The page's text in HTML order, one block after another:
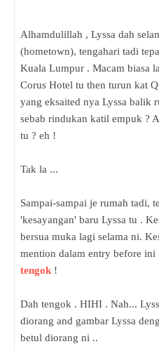
Alhamdulillah , Lyssa dah
(hometown), tengahari tadi
Kuala Lumpur . Macam biasa
Corus Hotel tu then turun kat
yang eksaited nya Lyssa balik
sebab rindukan katil empuk ?
tu ? eh !
Tak la ...
Sampai-sampai je rumah tadi,
'kesayangan' baru Lyssa tu .
bersua muka lagi selama ni.
mention dalam entry before ini
tengok!
Dah tengok . HIHI . Nah...
diorang and gambar Lyssa
betul diorang ni ..